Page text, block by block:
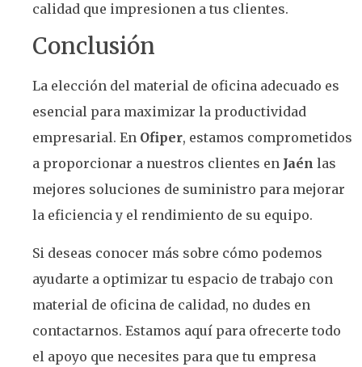
calidad que impresionen a tus clientes.
Conclusión
La elección del material de oficina adecuado es
esencial para maximizar la productividad
empresarial. En Ofiper, estamos comprometidos
a proporcionar a nuestros clientes en Jaén las
mejores soluciones de suministro para mejorar
la eficiencia y el rendimiento de su equipo.
Si deseas conocer más sobre cómo podemos
ayudarte a optimizar tu espacio de trabajo con
material de oficina de calidad, no dudes en
contactarnos. Estamos aquí para ofrecerte todo
el apoyo que necesites para que tu empresa